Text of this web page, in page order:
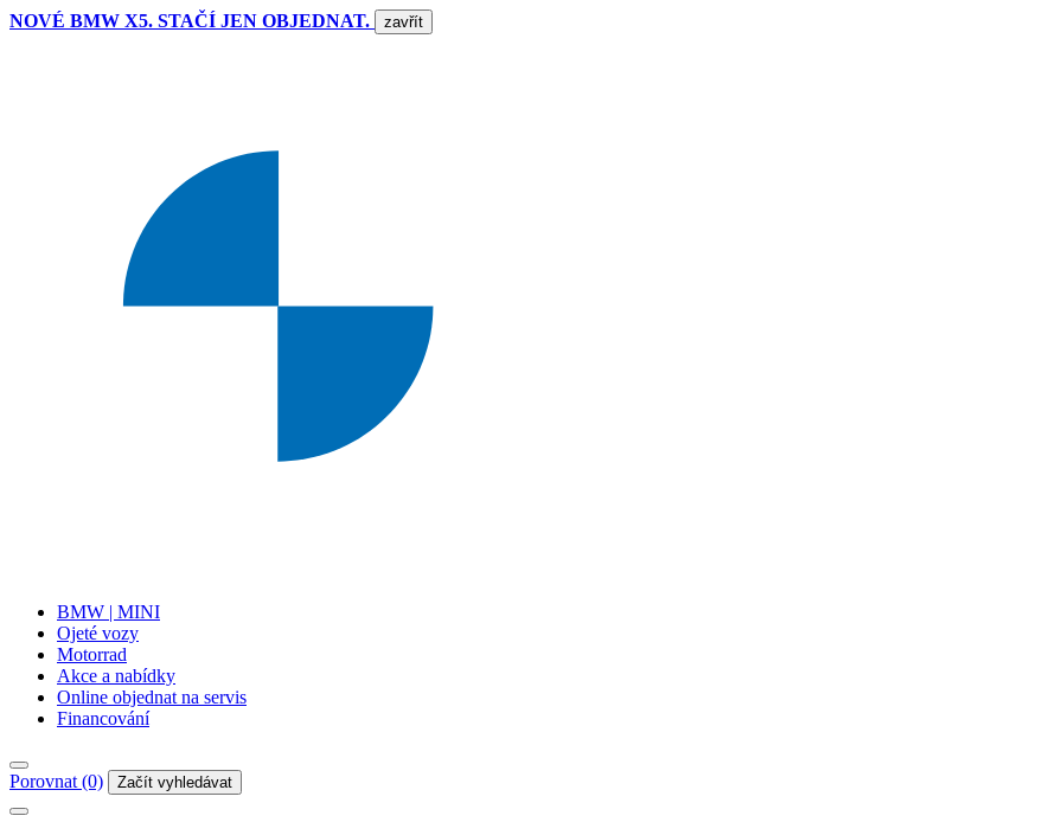
NOVÉ BMW X5. STAČÍ JEN OBJEDNAT. zavřít
BMW | MINI
Ojeté vozy
Motorrad
Akce a nabídky
Online objednat na servis
Financování
Porovnat (0) Začít vyhledávat